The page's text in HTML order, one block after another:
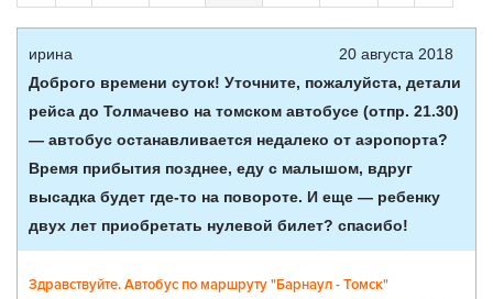
ирина
20 августа 2018
Доброго времени суток! Уточните, пожалуйста, детали
рейса до Толмачево на томском автобусе (отпр. 21.30)
— автобус останавливается недалеко от аэропорта?
Время прибытия позднее, еду с малышом, вдруг
высадка будет где-то на повороте. И еще — ребенку
двух лет приобретать нулевой билет? спасибо!
Здравствуйте. Автобус по маршруту "Барнаул - Томск"